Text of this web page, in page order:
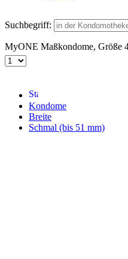
Suchbegriff:
MyONE Maßkondome, Größe
Kondome
Breite
Schmal (bis 51 mm)